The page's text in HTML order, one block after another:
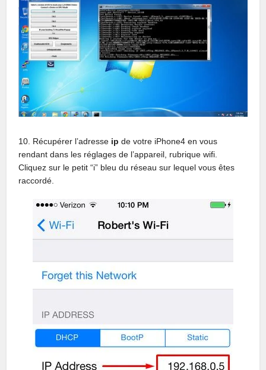
10. Récupérer l’adresse ip de votre iPhone4 en vous
rendant dans les réglages de l’appareil, rubrique wifi.
Cliquez sur le petit “i” bleu du réseau sur lequel vous êtes
raccordé.